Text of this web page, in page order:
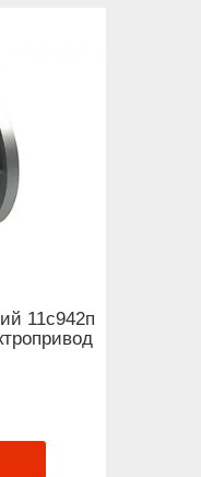
11с942п